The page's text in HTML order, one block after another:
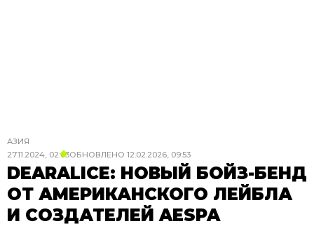
АЗИЯ
27.11.2024, 02:03ОБНОВЛЕНО 12.02.2026, 09:53
DEARALICE: НОВЫЙ БОЙЗ-БЕНД
ОТ АМЕРИКАНСКОГО ЛЕЙБЛА
И СОЗДАТЕЛЕЙ AESPA